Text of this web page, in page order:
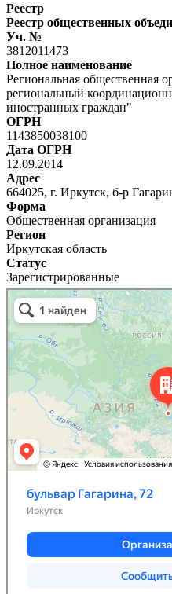
Реестр
Реестр общественных
Уч. №
3812011473
Полное наименование
Региональная общественная
региональный
иностранных граждан"
ОГРН
1143850038100
Дата ОГРН
12.09.2014
Адрес
664025, г. Иркутск, б-р
Форма
Общественная организация
Регион
Иркутская область
Статус
Зарегистрированные